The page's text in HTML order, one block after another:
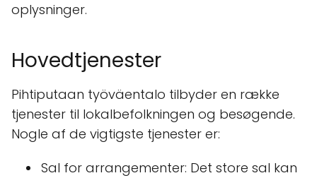
oplysninger.
Hovedtjenester
Pihtiputaan työväentalo tilbyder en række
tjenester til lokalbefolkningen og besøgende.
Nogle af de vigtigste tjenester er:
Sal for arrangementer: Det store sal kan